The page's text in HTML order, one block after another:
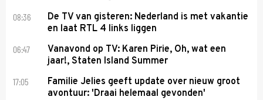
08:36
De TV van gisteren: Nederland is met vakantie
en laat RTL 4 links liggen
06:47
Vanavond op TV: Karen Pirie, Oh, wat een
jaar!, Staten Island Summer
17:05
Familie Jelies geeft update over nieuw groot
avontuur: 'Draai helemaal gevonden'